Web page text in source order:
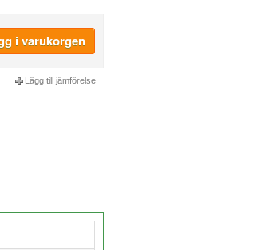
i varukorgen
Lägg till jämförelse